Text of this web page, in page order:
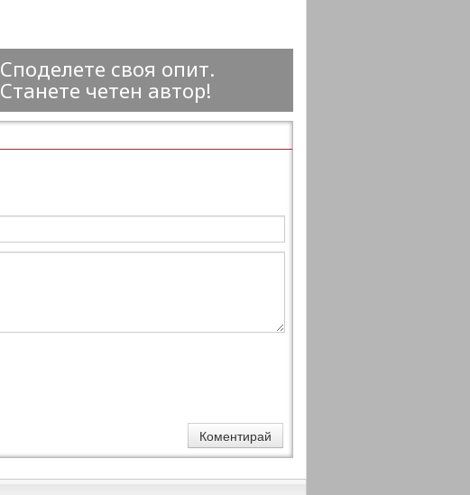
Споделете своя опит.
Станете четен автор!